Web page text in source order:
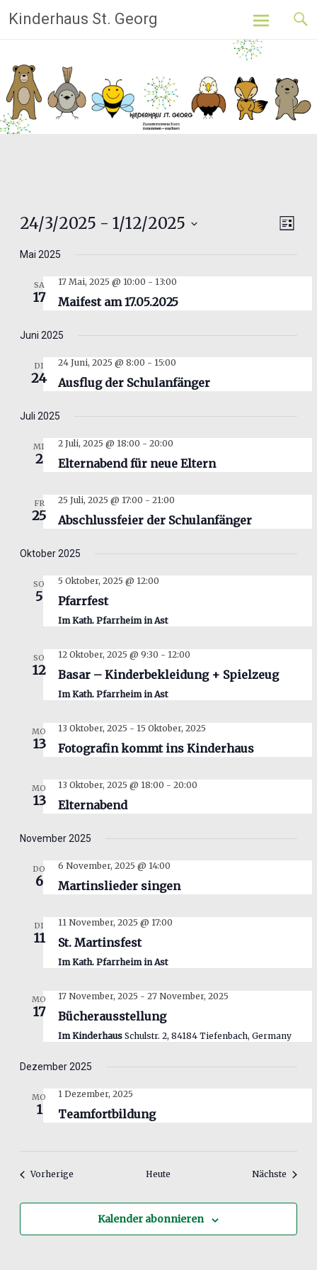
toKinderhaus St. Georg
Liste
24/3/2025 - 1/12/2025
wählen.
Mai 2025
SA
17
17 Mai, 2025 @ 10:00 - 13:00
Maifest am 17.05.2025
Juni 2025
DI
24
24 Juni, 2025 @ 8:00 - 15:00
Ausflug der Schulanfänger
Juli 2025
MI
2
2 Juli, 2025 @ 18:00 -20:00
Elternabend für neue Eltern
FR
25
25 Juli, 2025 @ 17:00 -21:00
Abschlussfeier der Schulanfänger
Oktober 2025
SO
5
5 Oktober, 2025 @ 12:00
Pfarrfest
Im Kath. Pfarrheim in Ast
SO
12
12 Oktober, 2025 @ 9:30 - 12:00
Basar – Kinderbekleidung + Spielzeug
Im Kath. Pfarrheim in Ast
MO
13
13 Oktober, 2025 - 15 Oktober, 2025
Fotografin kommt ins Kinderhaus
MO
13
13 Oktober, 2025 @ 18:00 -20:00
Elternabend
November 2025
DO
6
6 November, 2025 @ 14:00
Martinslieder singen
DI
11
11 November, 2025 @ 17:00
St. Martinsfest
Im Kath. Pfarrheim in Ast
MO
17
17 November, 2025 -27 November, 2025
Bücherausstellung
Im KinderhausSchulstr. 2, 84184 Tiefenbach, Germany
Dezember 2025
MO
1
1 Dezember, 2025
Teamfortbildung
Vorherige Heute Nächste
Kalender abonnieren